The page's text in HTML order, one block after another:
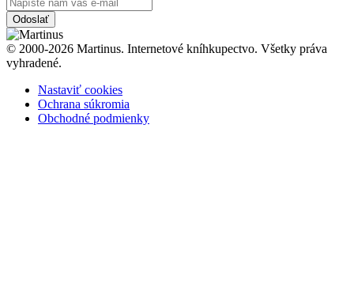
Odoslať
© 2000-2026 Martinus. Internetové kníhkupectvo. Všetky práva
vyhradené.
Nastaviť cookies
Ochrana súkromia
Obchodné podmienky